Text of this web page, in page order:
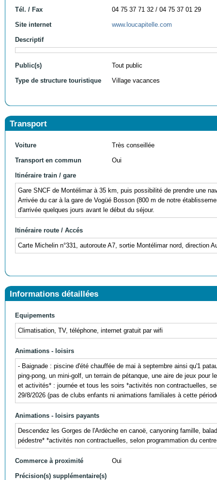
Tél. / Fax 04 75 37 71 32 / 04 75 37 01 29
Site internet www.loucapitelle.com
Descriptif
Public(s) Tout public
Type de structure touristique Village vacances
Transport
Voiture Très conseillée
Transport en commun Oui
Itinéraire train / gare
Gare SNCF de Montélimar à 35 km, puis possibilité de prendre une
Arrivée du car à la gare de Vogüé Bosson (800 m de notre
d'arrivée quelques jours avant le début du séjour.
Itinéraire route / Accés
Carte Michelin n°331, autoroute A7, sortie Montélimar nord, direction
Informations détaillées
Equipements
Climatisation, TV, téléphone, internet gratuit par wifi
Animations - loisirs
- Baignade : piscine d'été chauffée de mai à septembre ainsi qu'1
ping-pong, un mini-golf, un terrain de pétanque, une aire de jeux pour
et activités* : journée et tous les soirs *activités non contractuelles,
29/8/2026 (pas de clubs enfants ni animations familiales à cette
Animations - loisirs payants
Descendez les Gorges de l'Ardèche en canoë, canyoning famille,
pédestre* *activités non contractuelles, selon programmation du
Commerce à proximité Oui
Précision(s) supplémentaire(s)